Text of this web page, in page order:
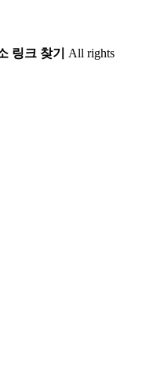
링크 찾기 All rights